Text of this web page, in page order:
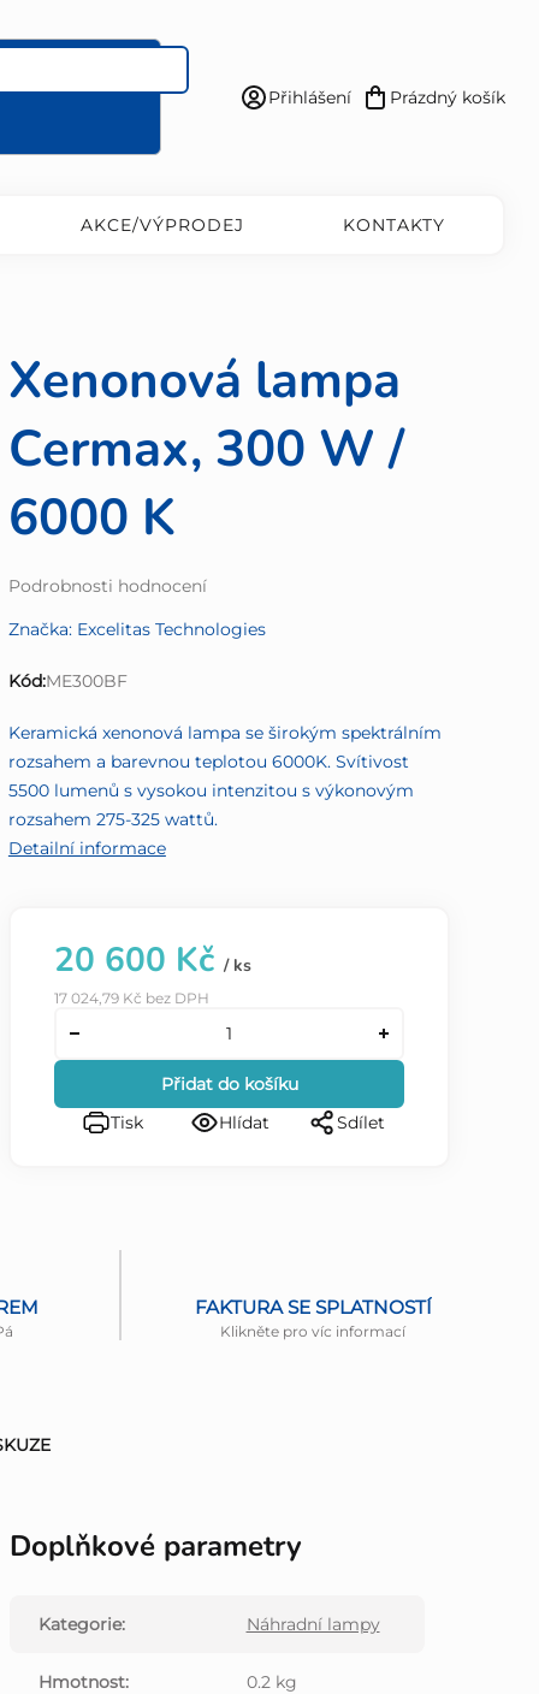
Přihlášení
Nákupní
Prázdný košík
AKCE/VÝPRODEJ KONTAKTY
Xenonová lampa
Cermax, 300 W /
6000 K
Průměrné
produktu
0,0
Podrobnosti hodnocení
Značka: Excelitas Technologies
Kód:ME300BF
Keramická xenonová lampa se širokým spektrálním
rozsahem a barevnou teplotou 6000K. Svítivost
5500 lumenů s vysokou intenzitou s výkonovým
rozsahem 275-325 wattů.
Detailní informace
20 600 Kč / ks
17 024,79 Kč bez DPH
Přidat do košíku
Tisk
Hlídat Sdílet
FAKTURA SE SPLATNOSTÍ
Klikněte pro víc informací
Doplňkové parametry
Kategorie: Náhradní lampy
Hmotnost: 0.2 kg